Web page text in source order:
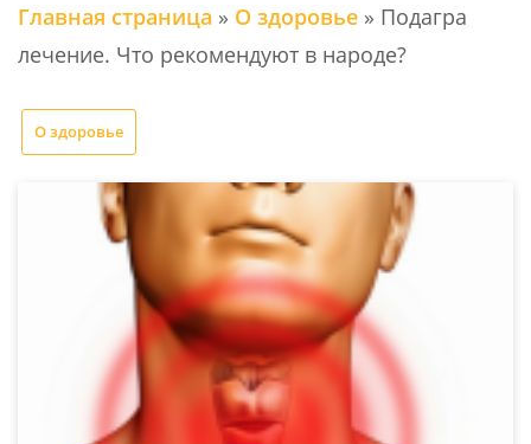
Главная страница » О здоровье » Подагра
лечение. Что рекомендуют в народе?
О здоровье